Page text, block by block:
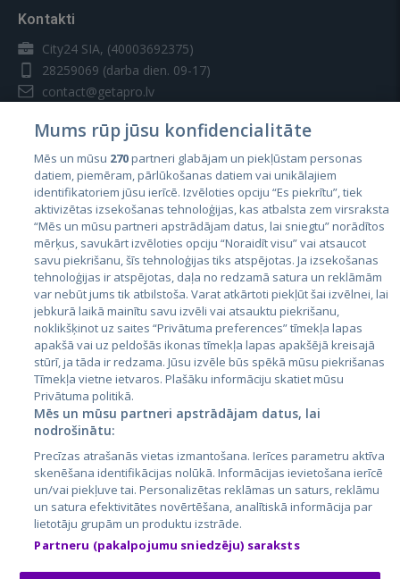
Kontakti
City24 SIA, (40003692375)
28259069 (darba dien. 09-17)
contact@getapro.lv
Valstis
Igaunija
Latvija
Lietuva
City24.lv
City24.ee
GetaPro.lv
GetaPro.ee
Skelbiu.lt
Autoplius.lt
CVbankas.lt
Kainos.lt
Paslaugos.lt
auto24.ee
Osta.ee
Mums rūp jūsu konfidencialitāte
Mēs un mūsu 270partneri glabājam un piekļūstam personas
datiem, piemēram, pārlūkošanas datiem vai unikālajiem
identifikatoriem jūsu ierīcē. Izvēloties opciju “Es piekrītu”, tiek
aktivizētas izsekošanas tehnoloģijas, kas atbalsta zem virsraksta
“Mēs un mūsu partneri apstrādājam datus, lai sniegtu” norādītos
mērķus, savukārt izvēloties opciju “Noraidīt visu” vai atsaucot
savu piekrišanu, šīs tehnoloģijas tiks atspējotas. Ja izsekošanas
tehnoloģijas ir atspējotas, daļa no redzamā satura un reklāmām
var nebūt jums tik atbilstoša. Varat atkārtoti piekļūt šai izvēlnei, lai
jebkurā laikā mainītu savu izvēli vai atsauktu piekrišanu,
noklikšķinot uz saites “Privātuma preferences” tīmekļa lapas
apakšā vai uz peldošās ikonas tīmekļa lapas apakšējā kreisajā
stūrī, ja tāda ir redzama. Jūsu izvēle būs spēkā mūsu piekrišanas
Tīmekļa vietne ietvaros. Plašāku informāciju skatiet mūsu
Privātuma politikā.
Mēs un mūsu partneri apstrādājam datus, lai
nodrošinātu:
Precīzas atrašanās vietas izmantošana. Ierīces parametru aktīva
skenēšana identifikācijas nolūkā. Informācijas ievietošana ierīcē
un/vai piekļuve tai. Personalizētas reklāmas un saturs, reklāmu
un satura efektivitātes novērtēšana, analītiskā informācija par
lietotāju grupām un produktu izstrāde.
Partneru (pakalpojumu sniedzēju) saraksts